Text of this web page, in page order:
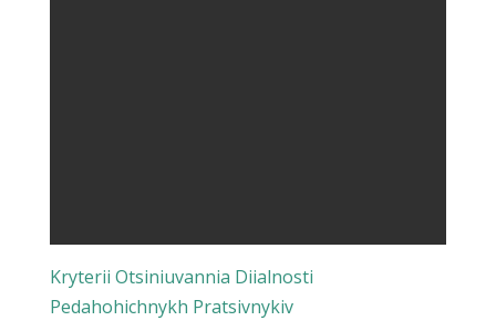
Kryterii Otsiniuvannia Diialnosti
Pedahohichnykh Pratsivnykiv